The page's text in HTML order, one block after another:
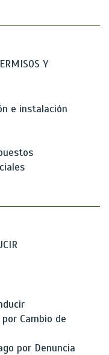
Y
e instalación
Cambio de
por Denuncia